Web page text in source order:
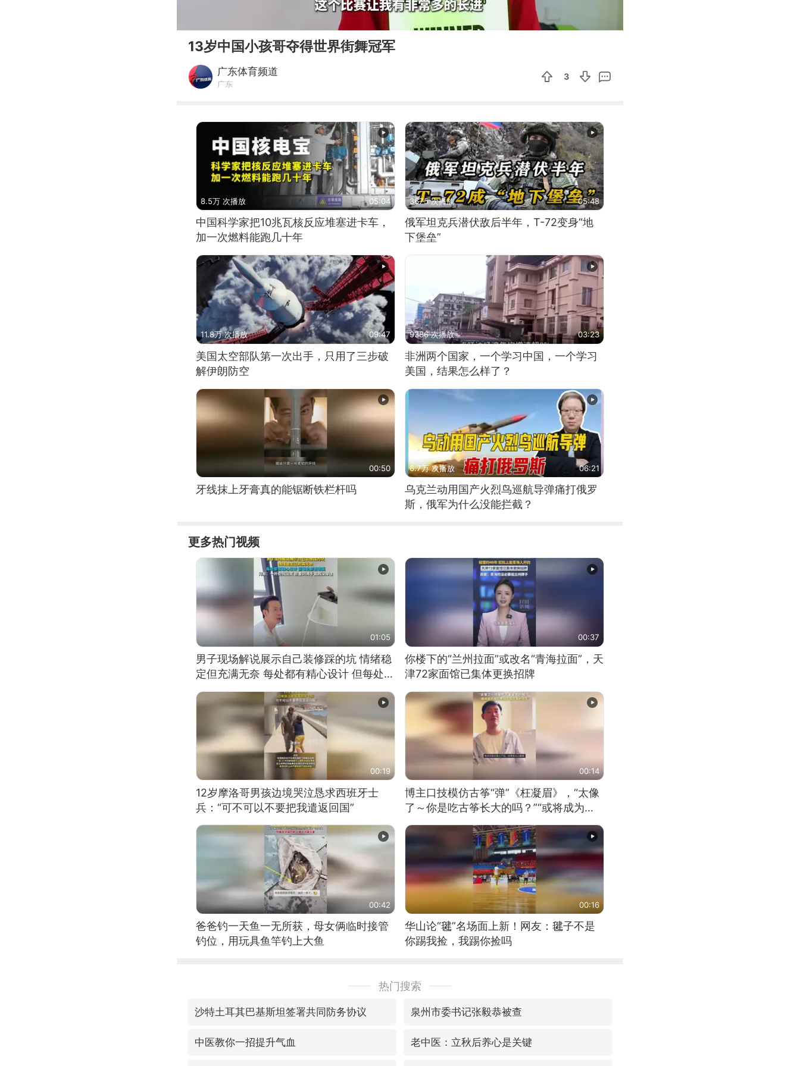
13岁中国小孩哥夺得世界街舞冠军
广东体育频道
广东
3
8.5万 次播放 05:04
中国科学家把10兆瓦核反应堆塞进卡车，
加一次燃料能跑几十年
3675 次播放 05:48
俄军坦克兵潜伏敌后半年，T-72变身“地
下堡垒”
11.8万 次播放 09:47
美国太空部队第一次出手，只用了三步破
解伊朗防空
9386 次播放 03:23
非洲两个国家，一个学习中国，一个学习
美国，结果怎么样了？
00:50
牙线抹上牙膏真的能锯断铁栏杆吗
6.7万 次播放 06:21
乌克兰动用国产火烈鸟巡航导弹痛打俄罗
斯，俄军为什么没能拦截？
更多热门视频
01:05
男子现场解说展示自己装修踩的坑 情绪稳
定但充满无奈 每处都有精心设计 但每处都
我没绷住
00:37
你楼下的“兰州拉面”或改名“青海拉面”，天
津72家面馆已集体更换招牌
00:19
12岁摩洛哥男孩边境哭泣恳求西班牙士
兵：“可不可以不要把我遣返回国”
00:14
博主口技模仿古筝“弹”《枉凝眉》，“太像
了～你是吃古筝长大的吗？”“或将成为首
位考级不带古筝的选手。”（来源：新华每
日电讯）
00:42
爸爸钓一天鱼一无所获，母女俩临时接管
钓位，用玩具鱼竿钓上大鱼
00:16
华山论“毽”名场面上新！网友：毽子不是
你踢我捡，我踢你捡吗
热门搜索
沙特土耳其巴基斯坦签署共同防务协议 泉州市委书记张毅恭被查
中医教你一招提升气血 老中医：立秋后养心是关键